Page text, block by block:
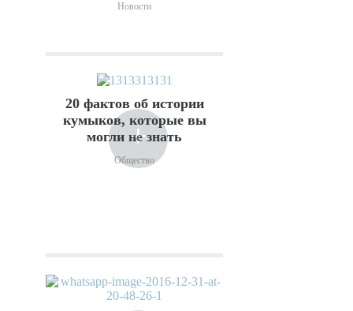
Новости
+
20 фактов об истории
кумыков, которые вы
могли не знать
Общество